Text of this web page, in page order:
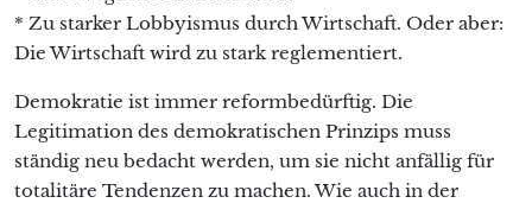
* Zu starker Lobbyismus durch Wirtschaft. Oder aber:
Die Wirtschaft wird zu stark reglementiert.
Demokratie ist immer reformbedürftig. Die
Legitimation des demokratischen Prinzips muss
ständig neu bedacht werden, um sie nicht anfällig für
totalitäre Tendenzen zu machen. Wie auch in der